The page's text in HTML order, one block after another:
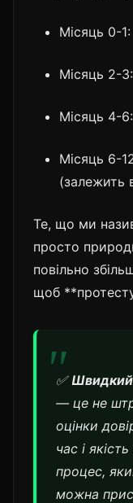
Місяць 0-
Місяць 2-
Місяць 4-
Місяць 6-
(залежить
Те, що ми
просто
повільно
щоб
✅Швидкий
— це не
оцінки
час і
процес,
можна